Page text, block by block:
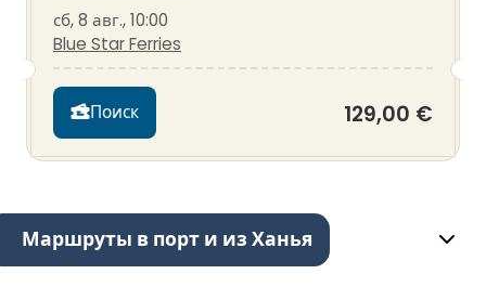
сб, 8 авг., 10:00
Blue Star Ferries
Поиск 129,00 €
Маршруты в порт и из Ханья